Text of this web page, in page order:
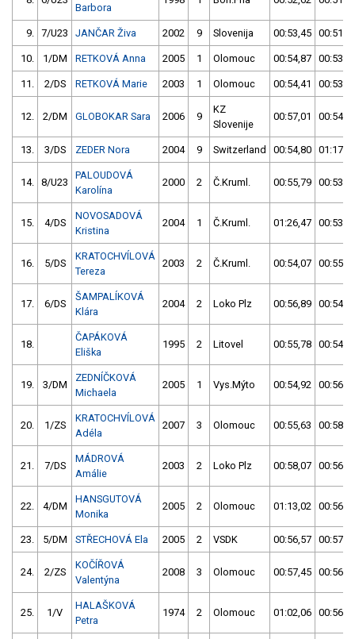
Barbora
9. 7/U23 JANČAR Živa 2002 9 Slovenija 00:53,45
10. 1/DM RETKOVÁ Anna 2005 1 Olomouc 00:54,87
11. 2/DS RETKOVÁ Marie 2003 1 Olomouc 00:54,41
12. 2/DM GLOBOKAR Sara 2006 9
KZ
Slovenije
00:57,01
13. 3/DS ZEDER Nora 2004 9 Switzerland 00:54,80
14. 8/U23
PALOUDOVÁ
Karolína
2000 2 Č.Kruml. 00:55,79
15. 4/DS
NOVOSADOVÁ
Kristina
2004 1 Č.Kruml. 01:26,47
16. 5/DS
KRATOCHVÍLOVÁ
Tereza
2003 2 Č.Kruml. 00:54,07
17. 6/DS
ŠAMPALÍKOVÁ
Klára
2004 2 Loko Plz 00:56,89
18.
ČAPÁKOVÁ
Eliška
1995 2 Litovel 00:55,78
19. 3/DM
ZEDNÍČKOVÁ
Michaela
2005 1 Vys.Mýto 00:54,92
20. 1/ZS
KRATOCHVÍLOVÁ
Adéla
2007 3 Olomouc 00:55,63
21. 7/DS
MÁDROVÁ
Amálie
2003 2 Loko Plz 00:58,07
22. 4/DM
HANSGUTOVÁ
Monika
2005 2 Olomouc 01:13,02
23. 5/DM STŘECHOVÁ Ela 2005 2 VSDK 00:56,57
24. 2/ZS
KOČÍŘOVÁ
Valentýna
2008 3 Olomouc 00:57,45
25. 1/V
HALAŠKOVÁ
Petra
1974 2 Olomouc 01:02,06